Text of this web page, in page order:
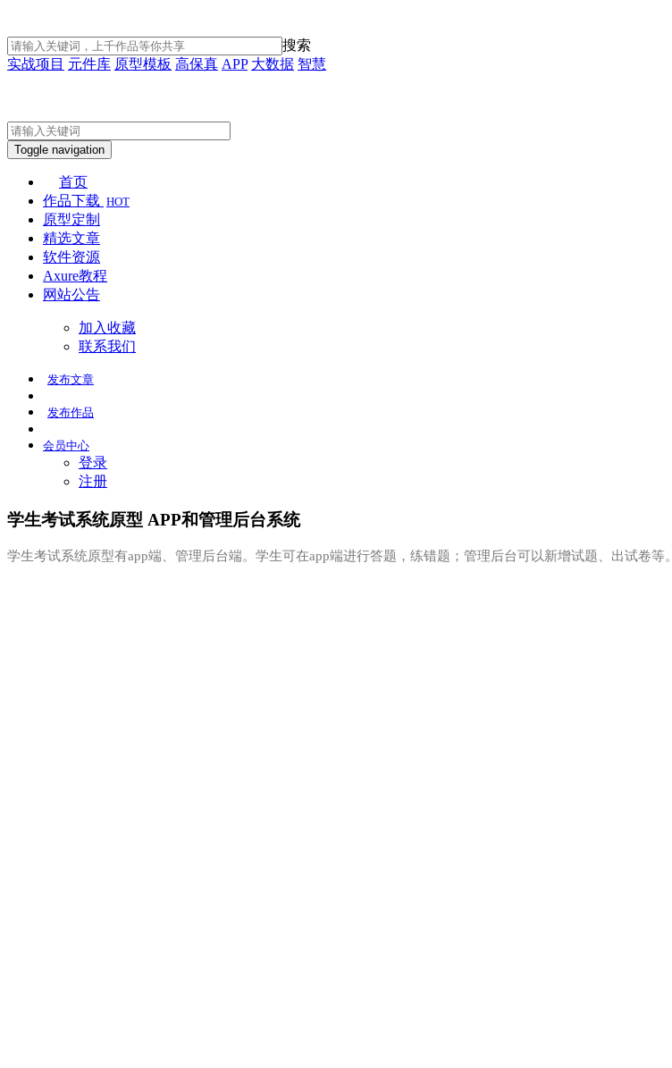
搜索
实战项目 元件库 原型模板 高保真 APP 大数据 智慧
Toggle navigation
首页
作品下载 HOT
原型定制
精选文章
软件资源
Axure教程
网站公告
加入收藏
联系我们
发布文章
发布作品
会员中心
登录
注册
学生考试系统原型 APP和管理后台系统
学生考试系统原型有app端、管理后台端。学生可在app端进行答题，练错题；管理后台可以新增试题、出试卷等。